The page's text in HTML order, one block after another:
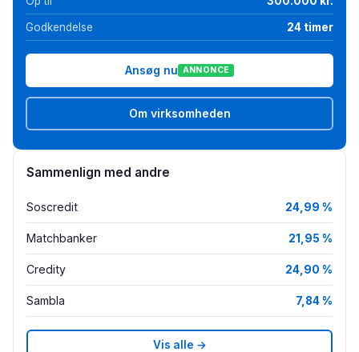
Godkendelse 24 timer
Ansøg nu ANNONCE
Om virksomheden
Sammenlign med andre
Soscredit 24,99 %
Matchbanker 21,95 %
Credity 24,90 %
Sambla 7,84 %
Vis alle →